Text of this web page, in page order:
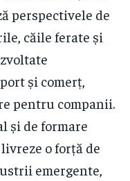
perspectivele de
căile ferate și
și comerț,
pentru companii.
și de formare
o forță de
emergente,